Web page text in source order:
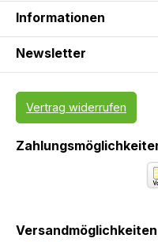
Informationen
Newsletter
Vertrag widerrufen
Versandmöglichkeiten